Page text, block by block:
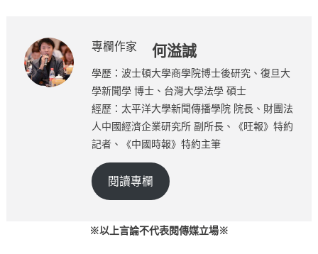
專欄作家 何溢誠
學歷：波士頓大學商學院博士後研究、復旦大
學新聞學 博士、台灣大學法學 碩士
經歷：太平洋大學新聞傳播學院 院長、財團法
人中國經濟企業研究所 副所長、《旺報》特約
記者、《中國時報》特約主筆
閱讀專欄
※以上言論不代表閱傳媒立場※